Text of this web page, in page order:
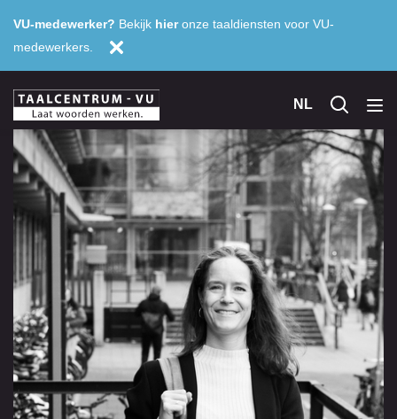
VU-medewerker? Bekijk hieronze taaldiensten voor VU-
medewerkers.
NL